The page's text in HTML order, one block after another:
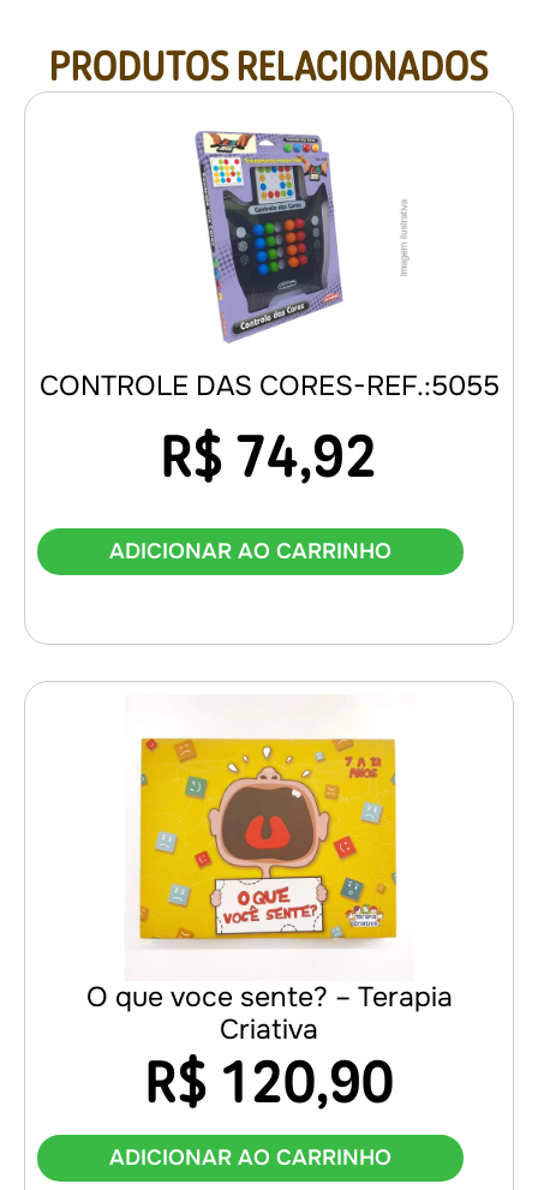
PRODUTOS RELACIONADOS
CONTROLE DAS CORES-REF.:5055
R$ 74,92
ADICIONAR AO CARRINHO
O que voce sente? – Terapia
Criativa
R$ 120,90
ADICIONAR AO CARRINHO